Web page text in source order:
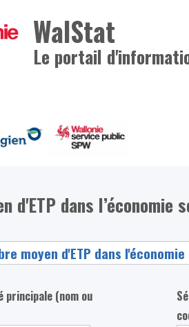
WalStat
Le portail
d'ETP dans
principale (nom ou